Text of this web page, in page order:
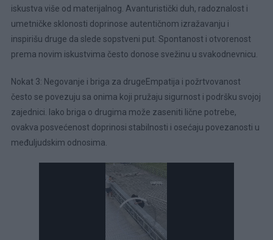
iskustva više od materijalnog. Avanturistički duh, radoznalost i
umetničke sklonosti doprinose autentičnom izražavanju i
inspirišu druge da slede sopstveni put. Spontanost i otvorenost
prema novim iskustvima često donose svežinu u svakodnevnicu.
Nokat 3: Negovanje i briga za drugeEmpatija i požrtvovanost
često se povezuju sa onima koji pružaju sigurnost i podršku svojoj
zajednici. Iako briga o drugima može zaseniti lične potrebe,
ovakva posvećenost doprinosi stabilnosti i osećaju povezanosti u
međuljudskim odnosima.